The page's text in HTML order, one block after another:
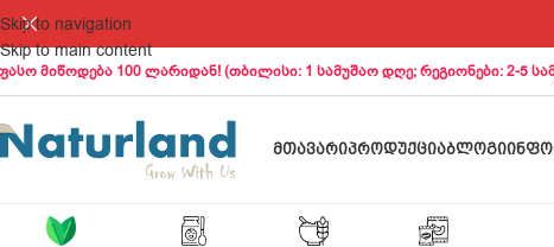
Skip to navigation
Skip to main content
მიწოდება 100 ლარიდან! (თბილისი: 1 სამუშაო დღე; რეგიონები: 2-5
ᲛᲗᲐᲕᲐᲠᲘᲞᲠᲝᲓᲣᲥᲪᲘᲐᲑᲚᲝᲒᲘ